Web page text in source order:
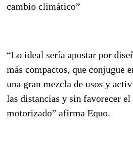
cambio climático”
“Lo ideal sería apostar por
más compactos, que conjugue
una gran mezcla de usos y
las distancias y sin favorecer el
motorizado” afirma Equo.